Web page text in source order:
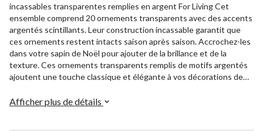
incassables transparentes remplies en argent For Living Cet
ensemble comprend 20 ornements transparents avec des accents
argentés scintillants. Leur construction incassable garantit que
ces ornements restent intacts saison après saison. Accrochez-les
dans votre sapin de Noël pour ajouter de la brillance et de la
texture. Ces ornements transparents remplis de motifs argentés
ajoutent une touche classique et élégante à vos décorations de
Afficher plus de détails